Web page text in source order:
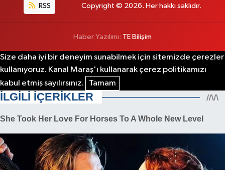
RSS Copyright © 2026. Her hakkı saklıdır.
Haber Yazılımı: TE Bilişim
Size daha iyi bir deneyim sunabilmek için sitemizde çerezler
kullanıyoruz. Kanal Maraş'ı kullanarak çerez politikamızı
kabul etmiş sayılırsınız.
Tamam